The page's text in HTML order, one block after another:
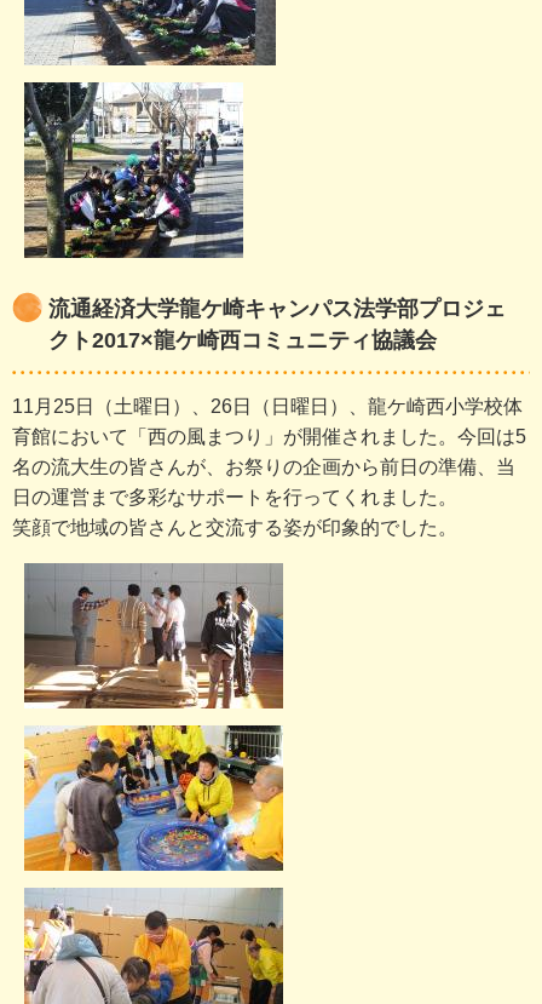
流通経済大学龍ケ崎キャンパス法学部プロジェ
クト2017×龍ケ崎西コミュニティ協議会
11月25日（土曜日）、26日（日曜日）、龍ケ崎西小学校体
育館において「西の風まつり」が開催されました。今回は5
名の流大生の皆さんが、お祭りの企画から前日の準備、当
日の運営まで多彩なサポートを行ってくれました。
笑顔で地域の皆さんと交流する姿が印象的でした。